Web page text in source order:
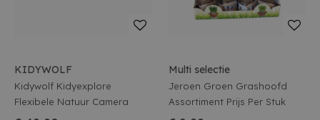
KIDYWOLF
Kidywolf Kidyexplore
Flexibele Natuur Camera
Multi selectie
Jeroen Groen Grashoofd
Assortiment Prijs Per Stuk